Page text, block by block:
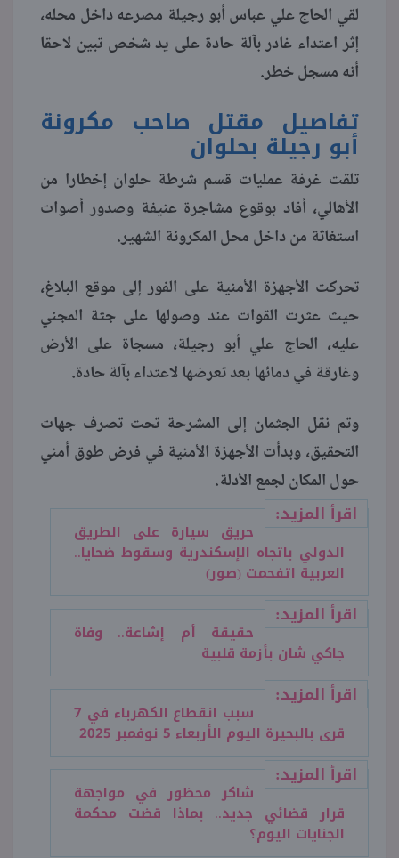
منوعات
لقي الحاج علي عباس أبو رجيلة مصرعه داخل محله،
إثر اعتداء غادر بآلة حادة على يد شخص تبين لاحقا
أنه مسجل خطر.
تفاصيل مقتل صاحب مكرونة
أبو رجيلة بحلوان
تلقت غرفة عمليات قسم شرطة حلوان إخطارا من
الأهالي، أفاد بوقوع مشاجرة عنيفة وصدور أصوات
استغاثة من داخل محل المكرونة الشهير.
تحركت الأجهزة الأمنية على الفور إلى موقع البلاغ،
حيث عثرت القوات عند وصولها على جثة المجني
عليه، الحاج علي أبو رجيلة، مسجاة على الأرض
وغارقة في دمائها بعد تعرضها لاعتداء بآلة حادة.
وتم نقل الجثمان إلى المشرحة تحت تصرف جهات
التحقيق، وبدأت الأجهزة الأمنية في فرض طوق أمني
حول المكان لجمع الأدلة.
اقرأ المزيد:
حريق سيارة على الطريق
الدولي باتجاه الإسكندرية وسقوط ضحايا..
العربية اتفحمت (صور)
اقرأ المزيد:
حقيقة أم إشاعة.. وفاة
جاكي شان بأزمة قلبية
اقرأ المزيد:
سبب انقطاع الكهرباء في 7
قرى بالبحيرة اليوم الأربعاء 5 نوفمبر 2025
اقرأ المزيد:
شاكر محظور في مواجهة
قرار قضائي جديد.. بماذا قضت محكمة
الجنايات اليوم؟